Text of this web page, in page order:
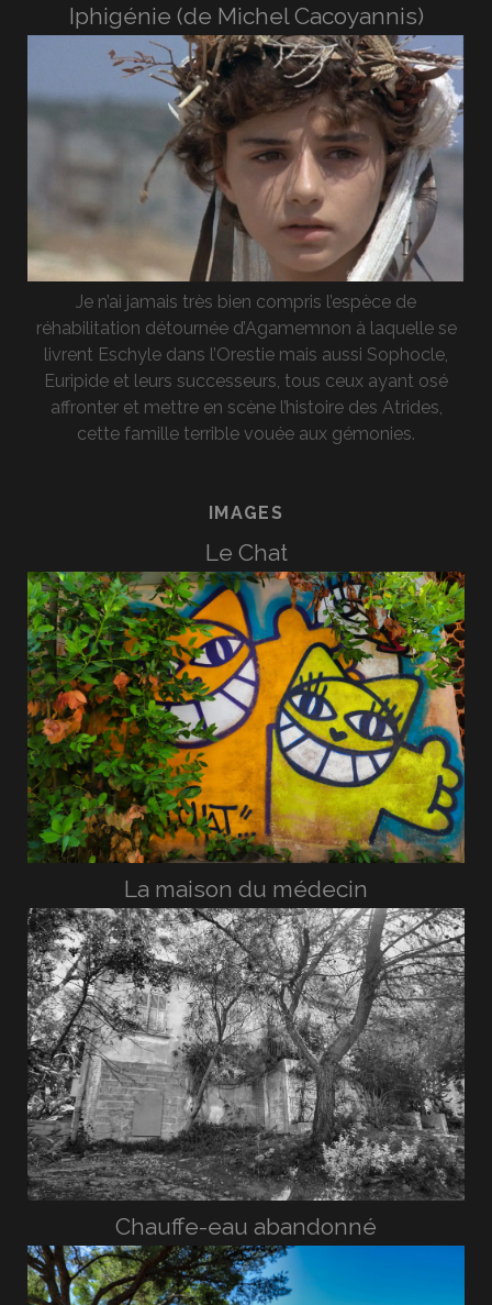
Iphigénie (de Michel Cacoyannis)
Je n’ai jamais très bien compris l’espèce de
réhabilitation détournée d’Agamemnon à laquelle se
livrent Eschyle dans l’Orestie mais aussi Sophocle,
Euripide et leurs successeurs, tous ceux ayant osé
affronter et mettre en scène l’histoire des Atrides,
cette famille terrible vouée aux gémonies.
IMAGES
Le Chat
La maison du médecin
Chauffe-eau abandonné